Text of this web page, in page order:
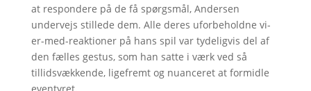
at respondere på de få spørgsmål, Andersen
undervejs stillede dem. Alle deres uforbeholdne vi-
er-med-reaktioner på hans spil var tydeligvis del af
den fælles gestus, som han satte i værk ved så
tillidsvækkende, ligefremt og nuanceret at formidle
eventyret.